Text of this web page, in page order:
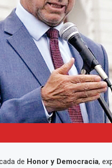
de Honor y Democracia,